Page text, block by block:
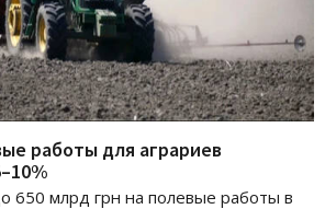
работы для аграриев
650 млрд грн на полевые работы в